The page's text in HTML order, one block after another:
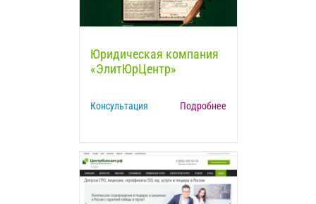
Юридическая компания
«ЭлитЮрЦентр»
Консультация Подробнее